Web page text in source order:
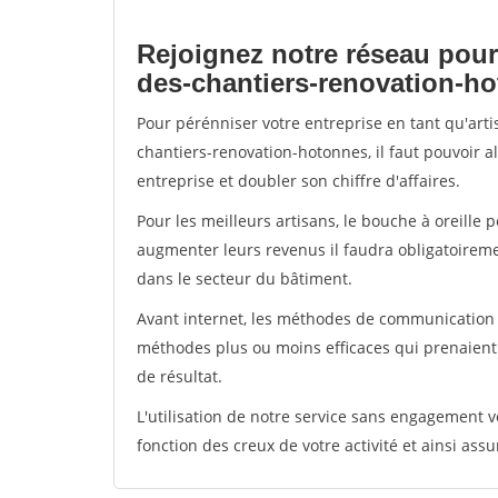
Rejoignez notre réseau
des-chantiers-renovation-
Pour pérénniser votre entreprise en tant
chantiers-renovation-hotonnes, il faut pouvoir
entreprise et doubler son chiffre d'affaires.
Pour les meilleurs artisans, le bouche à oreille
augmenter leurs revenus il faudra
dans le secteur du bâtiment.
Avant internet, les méthodes de
méthodes plus ou moins efficaces qui
de résultat.
L'utilisation de notre service sans engagement
fonction des creux de votre activité et ainsi